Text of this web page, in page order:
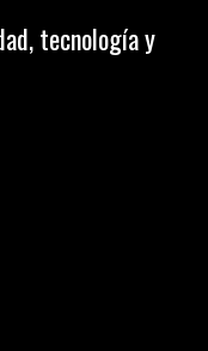
tecnología y